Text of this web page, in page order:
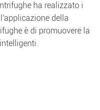
ha realizzato i
della
è di promuovere la